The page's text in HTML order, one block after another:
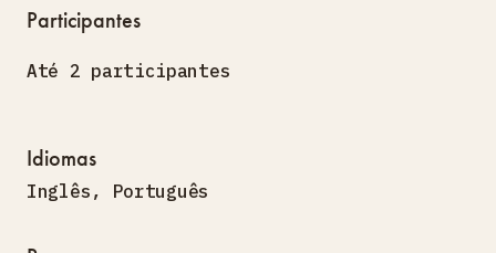
Participantes
Até 2 participantes
Idiomas
Inglês , Português